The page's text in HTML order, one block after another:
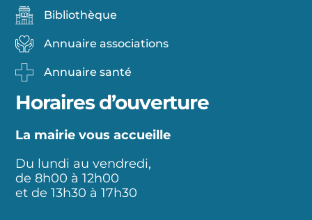
Bibliothèque
Annuaire associations
Annuaire santé
Horaires d’ouverture
La mairie vous accueille
Du lundi au vendredi,
de 8h00 à 12h00
et de 13h30 à 17h30